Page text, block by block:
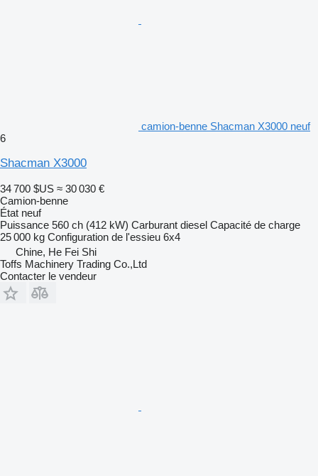
camion-benne Shacman X3000 neuf
6
Shacman X3000
34 700 $US ≈ 30 030 €
Camion-benne
État neuf
Puissance 560 ch (412 kW) Carburant diesel Capacité de charge
25 000 kg Configuration de l'essieu 6x4
Chine, He Fei Shi
Toffs Machinery Trading Co.,Ltd
Contacter le vendeur